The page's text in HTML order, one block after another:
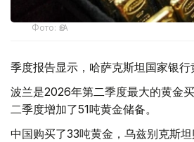
Фото: ӨзА
季度报告显示，哈萨克斯坦国家银行
波兰是2026年第二季度最大的黄金
二季度增加了51吨黄金储备。
中国购买了33吨黄金，乌兹别克斯